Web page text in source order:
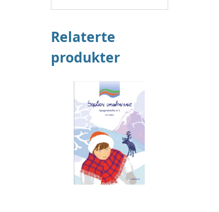
Relaterte
produkter